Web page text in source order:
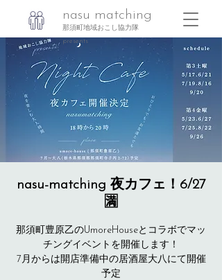
nasu matching
那須町地域おこし協力隊
presents
nasu-matching 夜カフェ！6/27
🈵
那須町豊原乙のUmoreHouseとコラボでマッ
チングイベントを開催します！
7月からは開店準備中の居酒屋大八にて開催
予定